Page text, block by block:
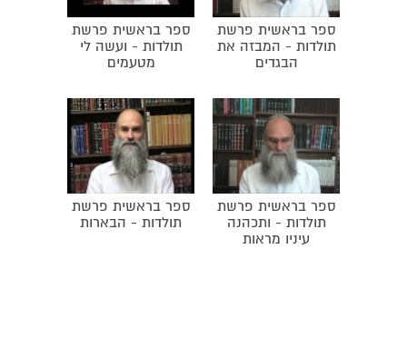
בחטא בת שבע.
ספר בראשית פרשת
תולדות - המבזה את
הבגדים
ספר בראשית פרשת
תולדות - ועשה לי
מטעמים
ספר בראשית פרשת
תולדות - ותכהנה
עיניו מראות
ספר בראשית פרשת
תולדות - הבארות